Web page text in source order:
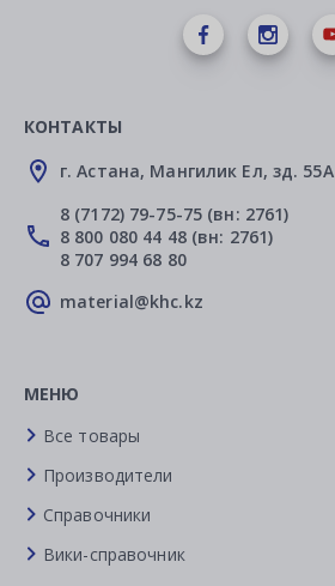
КОНТАКТЫ
г. Астана, Мангилик Ел, зд. 55А
8 (7172) 79-75-75 (вн: 2761)
8 800 080 44 48 (вн: 2761)
8 707 994 68 80
material@khc.kz
МЕНЮ
Все товары
Производители
Справочники
Вики-справочник